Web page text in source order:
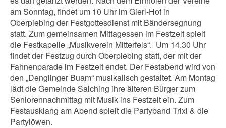
am Sonntag, findet um 10 Uhr im Gierl-Hof in
Oberpiebing der Festgottesdienst mit Bändersegnung
statt. Zum gemeinsamen Mittagessen im Festzelt spielt
die Festkapelle „Musikverein Mitterfels“. Um 14.30 Uhr
findet der Festzug durch Oberpiebing statt, der mit der
Fahnenparade im Festzelt endet. Der Festabend wird von
den „Denglinger Buam“ musikalisch gestaltet. Am Montag
lädt die Gemeinde Salching ihre älteren Bürger zum
Seniorennachmittag mit Musik ins Festzelt ein. Zum
Festausklang am Abend spielt die Partyband Trixi & die
Partylöwen.